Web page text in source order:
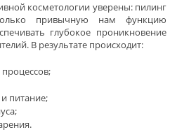
косметологии уверены: пилинг
привычную нам функцию
глубокое проникновение
В результате происходит:
питание;